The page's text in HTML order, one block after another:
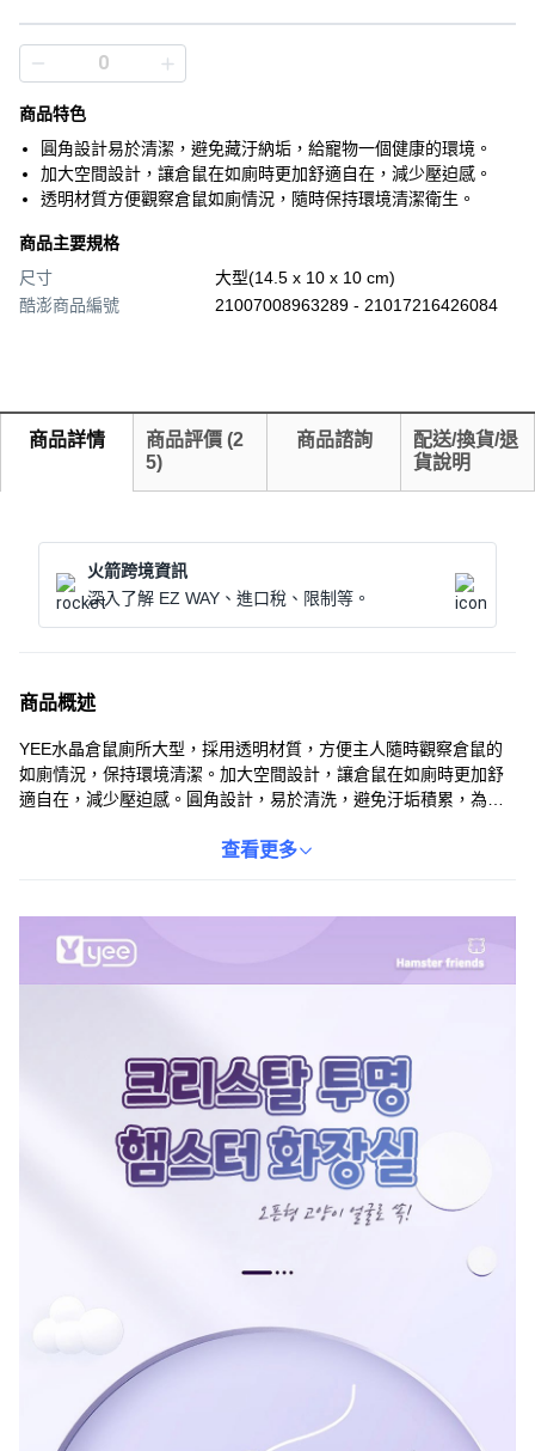
商品特色
圓角設計易於清潔，避免藏汙納垢，給寵物一個健康的環境。
加大空間設計，讓倉鼠在如廁時更加舒適自在，減少壓迫感。
透明材質方便觀察倉鼠如廁情況，隨時保持環境清潔衛生。
商品主要規格
尺寸
大型(14.5 x 10 x 10 cm)
酷澎商品編號
21007008963289 - 21017216426084
商品詳情 商品評價 (2
5)
商品諮詢
配送/換貨/退
貨說明
火箭跨境資訊
深入了解 EZ WAY、進口稅、限制等。
商品概述
YEE水晶倉鼠廁所大型，採用透明材質，方便主人隨時觀察倉鼠的
如廁情況，保持環境清潔。加大空間設計，讓倉鼠在如廁時更加舒
適自在，減少壓迫感。圓角設計，易於清洗，避免汙垢積累，為您
更能提升寵物的生活品質，是您照顧倉鼠的好幫手。尺寸為大型
查看更多